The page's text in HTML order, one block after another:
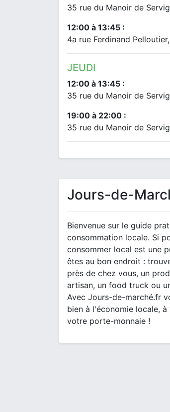
35 rue du Manoir de
12:00 à 13:45 :
4a rue Ferdinand
JEUDI
12:00 à 13:45 :
35 rue du Manoir de
19:00 à 22:00 :
35 rue du Manoir de
Jours-de-
Bienvenue sur le guide
consommation locale. Si
consommer local est une
êtes au bon endroit :
près de chez vous, un
artisan, un food truck ou
Avec Jours-de-marché.fr
bien à l'économie locale,
votre porte-monnaie !